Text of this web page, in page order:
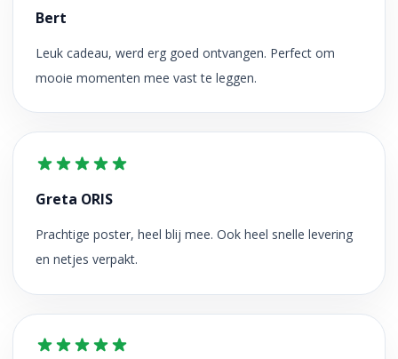
Bert
Leuk cadeau, werd erg goed ontvangen. Perfect om
mooie momenten mee vast te leggen.
Greta ORIS
Prachtige poster, heel blij mee. Ook heel snelle levering
en netjes verpakt.